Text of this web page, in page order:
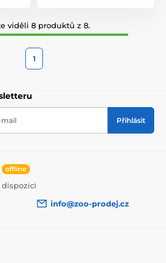
viděli 8 produktů z 8.
1
mail Přihlásit
offline
dispozici
info@zoo-prodej.cz